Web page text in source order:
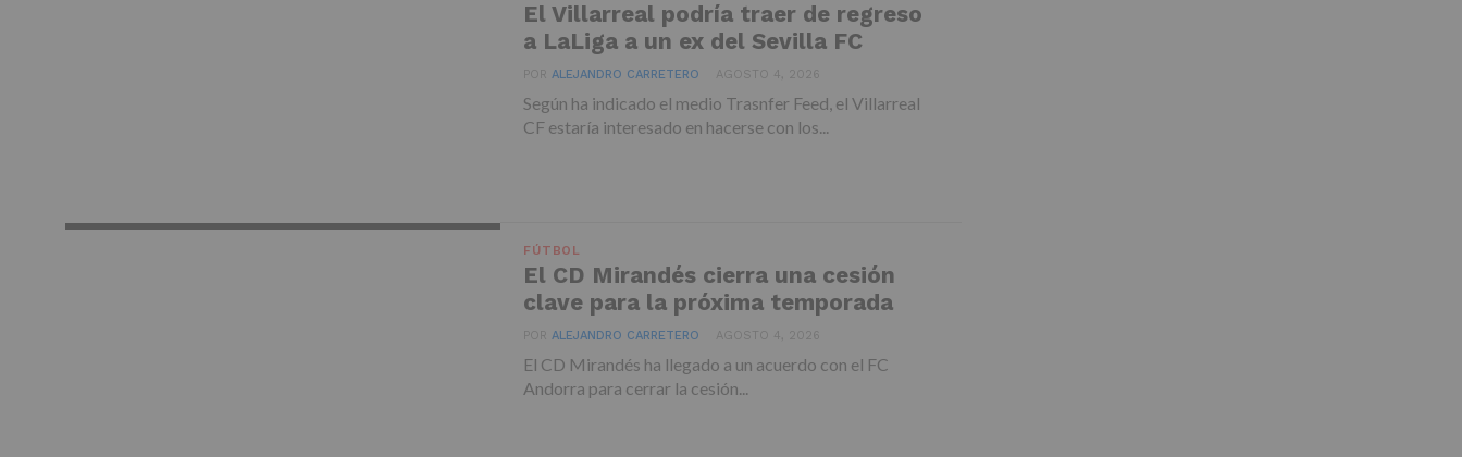
El Villarreal podría traer de regreso
a LaLiga a un ex del Sevilla FC
PORALEJANDRO CARRETERO AGOSTO 4, 2026
Según ha indicado el medio Trasnfer Feed, el Villarreal
CF estaría interesado en hacerse con los...
FÚTBOL
El CD Mirandés cierra una cesión
clave para la próxima temporada
PORALEJANDRO CARRETERO AGOSTO 4, 2026
El CD Mirandés ha llegado a un acuerdo con el FC
Andorra para cerrar la cesión...